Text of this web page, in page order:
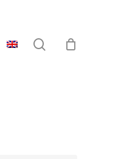
search